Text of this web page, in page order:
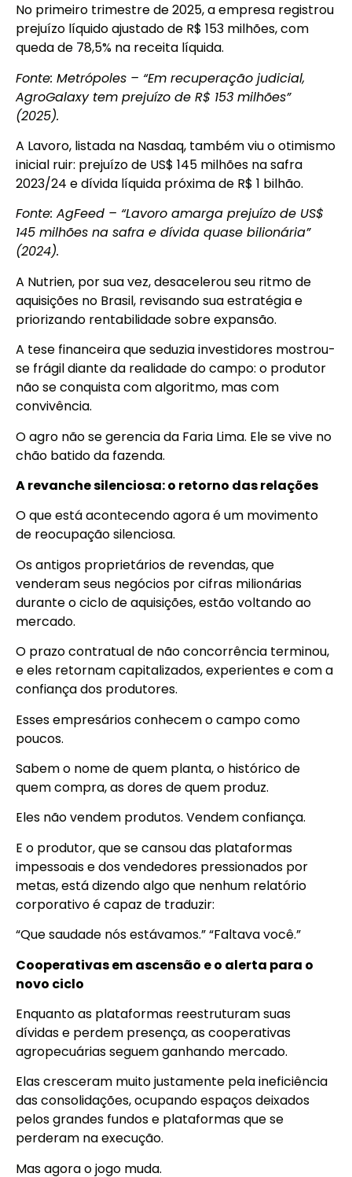
No primeiro trimestre de 2025, a empresa registrou
prejuízo líquido ajustado de R$ 153 milhões, com
queda de 78,5% na receita líquida.
Fonte: Metrópoles – “Em recuperação judicial,
AgroGalaxy tem prejuízo de R$ 153 milhões”
(2025).
A Lavoro, listada na Nasdaq, também viu o otimismo
inicial ruir: prejuízo de US$ 145 milhões na safra
2023/24 e dívida líquida próxima de R$ 1 bilhão.
Fonte: AgFeed – “Lavoro amarga prejuízo de US$
145 milhões na safra e dívida quase bilionária”
(2024).
A Nutrien, por sua vez, desacelerou seu ritmo de
aquisições no Brasil, revisando sua estratégia e
priorizando rentabilidade sobre expansão.
A tese financeira que seduzia investidores mostrou-
se frágil diante da realidade do campo: o produtor
não se conquista com algoritmo, mas com
convivência.
O agro não se gerencia da Faria Lima. Ele se vive no
chão batido da fazenda.
A revanche silenciosa: o retorno das relações
O que está acontecendo agora é um movimento
de reocupação silenciosa.
Os antigos proprietários de revendas, que
venderam seus negócios por cifras milionárias
durante o ciclo de aquisições, estão voltando ao
mercado.
O prazo contratual de não concorrência terminou,
e eles retornam capitalizados, experientes e com a
confiança dos produtores.
Esses empresários conhecem o campo como
poucos.
Sabem o nome de quem planta, o histórico de
quem compra, as dores de quem produz.
Eles não vendem produtos. Vendem confiança.
E o produtor, que se cansou das plataformas
impessoais e dos vendedores pressionados por
metas, está dizendo algo que nenhum relatório
corporativo é capaz de traduzir:
“Que saudade nós estávamos.” “Faltava você.”
Cooperativas em ascensão e o alerta para o
novo ciclo
Enquanto as plataformas reestruturam suas
dívidas e perdem presença, as cooperativas
agropecuárias seguem ganhando mercado.
Elas cresceram muito justamente pela ineficiência
das consolidações, ocupando espaços deixados
pelos grandes fundos e plataformas que se
perderam na execução.
Mas agora o jogo muda.